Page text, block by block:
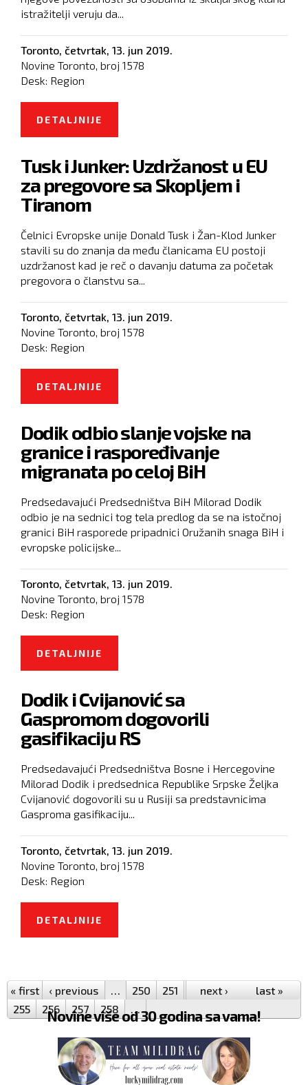
istražitelji veruju da...
Toronto, četvrtak, 13. jun 2019.
Novine Toronto, broj 1578
Desk: Region
DETALJNIJE
OBRAČUNA KLANOVA
Tusk i Junker: Uzdržanost u EU
za pregovore sa Skopljem i
Tiranom
Čelnici Evropske unije Donald Tusk i Žan-Klod Junker
stavili su do znanja da među članicama EU postoji
uzdržanost kad je reč o davanju datuma za početak
pregovora o članstvu sa...
Toronto, četvrtak, 13. jun 2019.
Novine Toronto, broj 1578
Desk: Region
DETALJNIJE
TIRANOM
Dodik odbio slanje vojske na
granice i raspoređivanje
migranata po celoj BiH
Predsedavajući Predsedništva BiH Milorad Dodik
odbio je na sednici tog tela predlog da se na istočnoj
granici BiH rasporede pripadnici Oružanih snaga BiH i
evropske policijske...
Toronto, četvrtak, 13. jun 2019.
Novine Toronto, broj 1578
Desk: Region
DETALJNIJE
MIGRANATA PO CELOJ BIH
Dodik i Cvijanović sa
Gaspromom dogovorili
gasifikaciju RS
Predsedavajući Predsedništva Bosne i Hercegovine
Milorad Dodik i predsednica Republike Srpske Željka
Cvijanović dogovorili su u Rusiji sa predstavnicima
Gasproma gasifikaciju...
Toronto, četvrtak, 13. jun 2019.
Novine Toronto, broj 1578
Desk: Region
DETALJNIJE
« first ‹ previous 250 251 252 253
254
255
256 257 258 …
next › last »
Novine više od 30 godina sa vama!